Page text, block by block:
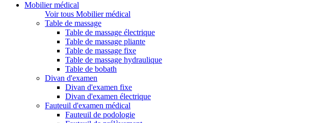
Mobilier médical
Voir tous Mobilier médical
Table de massage
Table de massage électrique
Table de massage pliante
Table de massage fixe
Table de massage hydraulique
Table de bobath
Divan d'examen
Divan d'examen fixe
Divan d'examen électrique
Fauteuil d'examen médical
Fauteuil de podologie